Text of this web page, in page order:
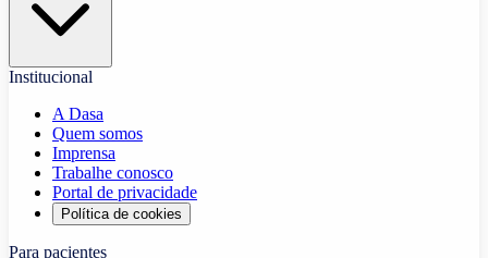
Institucional
A Dasa
Quem somos
Imprensa
Trabalhe conosco
Portal de privacidade
Política de cookies
Para pacientes